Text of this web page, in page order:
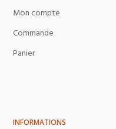
Mon compte
Commande
Panier
INFORMATIONS